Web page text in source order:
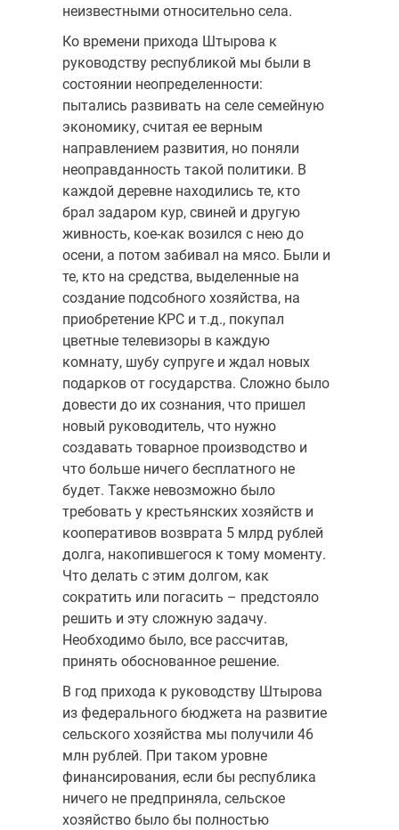
неизвестными относительно села.
Ко времени прихода Штырова к
руководству республикой мы были в
состоянии неопределенности:
пытались развивать на селе семейную
экономику, считая ее верным
направлением развития, но поняли
неоправданность такой политики. В
каждой деревне находились те, кто
брал задаром кур, свиней и другую
живность, кое-как возился с нею до
осени, а потом забивал на мясо. Были и
те, кто на средства, выделенные на
создание подсобного хозяйства, на
приобретение КРС и т.д., покупал
цветные телевизоры в каждую
комнату, шубу супруге и ждал новых
подарков от государства. Сложно было
довести до их сознания, что пришел
новый руководитель, что нужно
создавать товарное производство и
что больше ничего бесплатного не
будет. Также невозможно было
требовать у крестьянских хозяйств и
кооперативов возврата 5 млрд рублей
долга, накопившегося к тому моменту.
Что делать с этим долгом, как
сократить или погасить – предстояло
решить и эту сложную задачу.
Необходимо было, все рассчитав,
принять обоснованное решение.
В год прихода к руководству Штырова
из федерального бюджета на развитие
сельского хозяйства мы получили 46
млн рублей. При таком уровне
финансирования, если бы республика
ничего не предприняла, сельское
хозяйство было бы полностью